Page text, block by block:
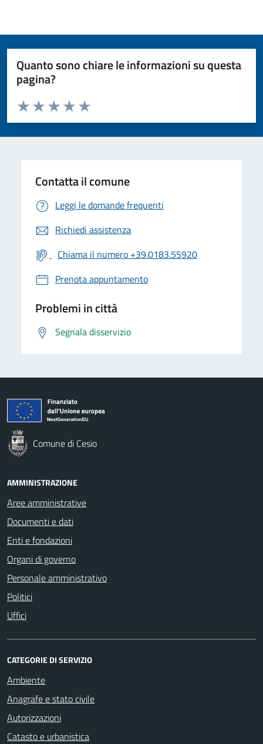
Quanto sono chiare le informazioni su questa
pagina?
Valuta da 1 a 5 stelle la pagina
Valuta 5 stelle su 5
Valuta 4 stelle su 5
Valuta 3 stelle su 5
Valuta 2 stelle su 5
Valuta 1 stelle su 5
Contatta il comune
Leggi le domande frequenti
Richiedi assistenza
Chiama il numero +39.0183.55920
Prenota appuntamento
Problemi in città
Segnala disservizio
Comune di Cesio
AMMINISTRAZIONE
Aree amministrative
Documenti e dati
Enti e fondazioni
Organi di governo
Personale amministrativo
Politici
Uffici
CATEGORIE DI SERVIZIO
Ambiente
Anagrafe e stato civile
Autorizzazioni
Catasto e urbanistica